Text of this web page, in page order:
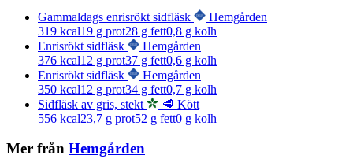
Gammaldags enrisrökt sidfläsk
Hemgården
319 kcal19 g prot28 g fett0,8 g kolh
Enrisrökt sidfläsk
Hemgården
376 kcal12 g prot37 g fett0,6 g kolh
Enrisrökt sidfläsk
Hemgården
350 kcal12 g prot34 g fett0,7 g kolh
Sidfläsk av gris, stekt
🥩 Kött
556 kcal23,7 g prot52 g fett0 g kolh
Mer från Hemgården